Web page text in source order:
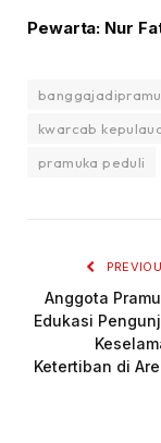
⁠Pewarta: Nur
kwarcab
pramuka peduli
Anggota
Edukasi
Ketertiban di